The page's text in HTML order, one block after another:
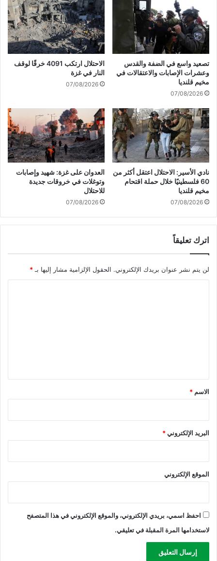
ا
ص
ه
ا
ي
ن
ة
ي
ق
ت
ح
م
و
ن
ا
م
ج
ق
ص
ص
"
ت
م
و
د
ي
ة
"
ف
ي
ا
ل
س
تصعيد واسع في الضفة والقدس
وعشرات الإصابات والاعتقالات في
مخيم قلنديا
07/08/2026
الاحتلال ارتكب 4091 خرقًا لوقف
النار في غزة
07/08/2026
نادي الأسير: الاحتلال اعتقل أكثر من
60 فلسطينيًا خلال حملة اقتحام
مخيم قلنديا
07/08/2026
العدوان على غزة: شهيد وإصابات
وتوغلات في خروقات جديدة
للاحتلال
07/08/2026
اترك تعليقاً
لن يتم نشر عنوان بريدك الإلكتروني. الحقول الإلزامية مشار إليها بـ*
*
الاسم *
البريد الإلكتروني*
الموقع الإلكتروني
احفظ اسمي، بريدي الإلكتروني، والموقع الإلكتروني في هذا المتصفح
لاستخدامها المرة المقبلة في تعليقي.